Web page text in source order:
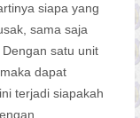
siapa yang
sama saja
satu unit
dapat
terjadi siapakah